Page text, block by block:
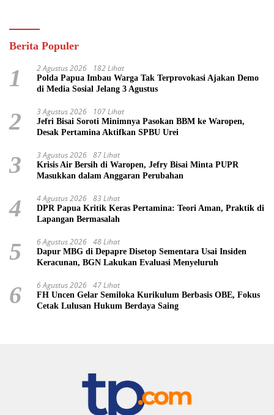
Berita Populer
1 2 Agustus 2026 182 Lihat
Polda Papua Imbau Warga Tak Terprovokasi Ajakan Demo
di Media Sosial Jelang 3 Agustus
2 3 Agustus 2026 107 Lihat
Jefri Bisai Soroti Minimnya Pasokan BBM ke Waropen,
Desak Pertamina Aktifkan SPBU Urei
3 3 Agustus 2026 87 Lihat
Krisis Air Bersih di Waropen, Jefry Bisai Minta PUPR
Masukkan dalam Anggaran Perubahan
4 4 Agustus 2026 83 Lihat
DPR Papua Kritik Keras Pertamina: Teori Aman, Praktik di
Lapangan Bermasalah
5 6 Agustus 2026 48 Lihat
Dapur MBG di Depapre Disetop Sementara Usai Insiden
Keracunan, BGN Lakukan Evaluasi Menyeluruh
6 6 Agustus 2026 47 Lihat
FH Uncen Gelar Semiloka Kurikulum Berbasis OBE, Fokus
Cetak Lulusan Hukum Berdaya Saing